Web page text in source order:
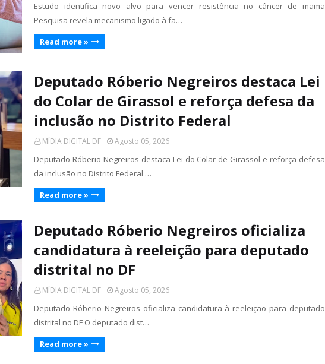
Estudo identifica novo alvo para vencer resistência no câncer de mama
Pesquisa revela mecanismo ligado à fa…
Read more »
Deputado Róberio Negreiros destaca Lei
do Colar de Girassol e reforça defesa da
inclusão no Distrito Federal
MÍDIA DIGITAL DF Agosto 05, 2026
Deputado Róberio Negreiros destaca Lei do Colar de Girassol e reforça defesa
da inclusão no Distrito Federal …
Read more »
Deputado Róberio Negreiros oficializa
candidatura à reeleição para deputado
distrital no DF
MÍDIA DIGITAL DF Agosto 05, 2026
Deputado Róberio Negreiros oficializa candidatura à reeleição para deputado
distrital no DF O deputado dist…
Read more »